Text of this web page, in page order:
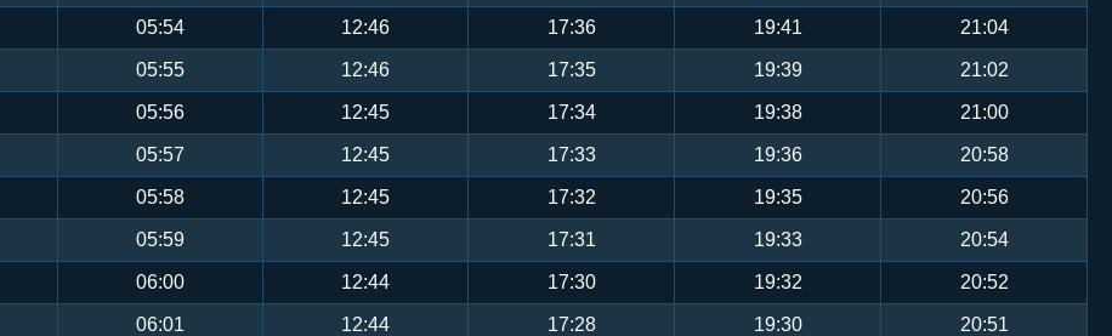
05:54 12:46 17:36 19:41 21:04
05:55 12:46 17:35 19:39 21:02
05:56 12:45 17:34 19:38 21:00
05:57 12:45 17:33 19:36 20:58
05:58 12:45 17:32 19:35 20:56
05:59 12:45 17:31 19:33 20:54
06:00 12:44 17:30 19:32 20:52
06:01 12:44 17:28 19:30 20:51